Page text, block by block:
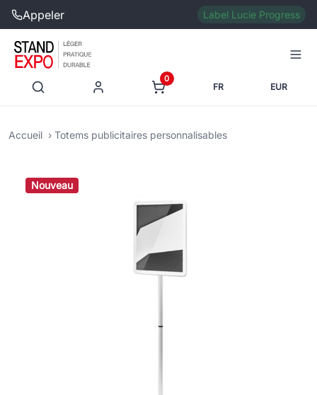
Appeler Label Lucie Progress
0
FR EUR
Accueil Totems publicitaires personnalisables
Nouveau